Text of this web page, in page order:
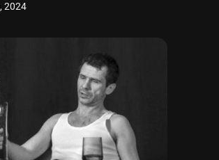
2024